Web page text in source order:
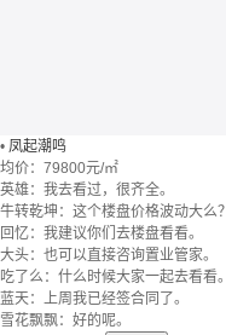
• 凤起潮鸣
均价： 79800元/㎡
英雄：我去看过，很齐全。
牛转乾坤：这个楼盘价格波动大么？
回忆：我建议你们去楼盘看看。
大头：也可以直接咨询置业管家。
吃了么：什么时候大家一起去看看。
蓝天：上周我已经签合同了。
雪花飘飘：好的呢。